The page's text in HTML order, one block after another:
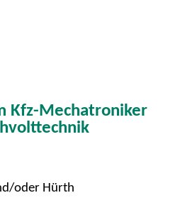
Kfz-Mechatroniker
oder Hürth